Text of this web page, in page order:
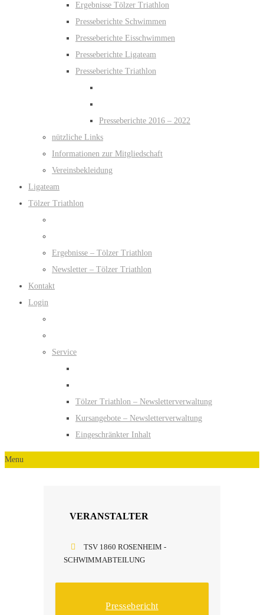
Ergebnisse Tölzer Triathlon
Presseberichte Schwimmen
Presseberichte Eisschwimmen
Presseberichte Ligateam
Presseberichte Triathlon
Presseberichte 2016 – 2022
nützliche Links
Informationen zur Mitgliedschaft
Vereinsbekleidung
Ligateam
Tölzer Triathlon
Ergebnisse – Tölzer Triathlon
Newsletter – Tölzer Triathlon
Kontakt
Login
Service
Tölzer Triathlon – Newsletterverwaltung
Kursangebote – Newsletterverwaltung
Eingeschränkter Inhalt
Menu
VERANSTALTER
TSV 1860 ROSENHEIM -
SCHWIMMABTEILUNG
Pressebericht